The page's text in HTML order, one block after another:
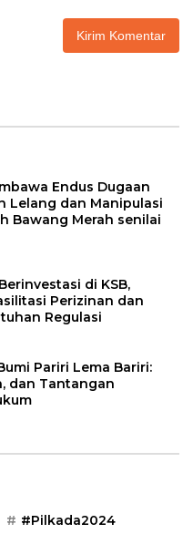
Endus Dugaan
Lelang dan Manipulasi
Bawang Merah senilai
di KSB,
Perizinan dan
Regulasi
Pariri Lema Bariri:
dan Tantangan
#Pilkada2024